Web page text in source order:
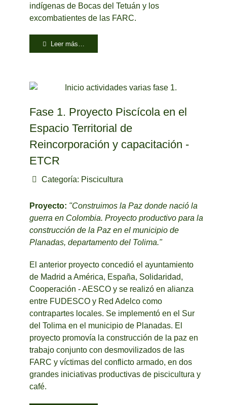
indígenas de Bocas del Tetuán y los
excombatientes de las FARC.
Leer más…
Fase 1. Proyecto Piscícola en el
Espacio Territorial de
Reincorporación y capacitación -
ETCR
Categoría: Piscicultura
Proyecto: "Construimos la Paz donde nació la
guerra en Colombia. Proyecto productivo para la
construcción de la Paz en el municipio de
Planadas, departamento del Tolima."
El anterior proyecto concedió el ayuntamiento
de Madrid a América, España, Solidaridad,
Cooperación - AESCO y se realizó en alianza
entre FUDESCO y Red Adelco como
contrapartes locales. Se implementó en el Sur
del Tolima en el municipio de Planadas. El
proyecto promovía la construcción de la paz en
trabajo conjunto con desmovilizados de las
FARC y víctimas del conflicto armado, en dos
grandes iniciativas productivas de piscicultura y
café.